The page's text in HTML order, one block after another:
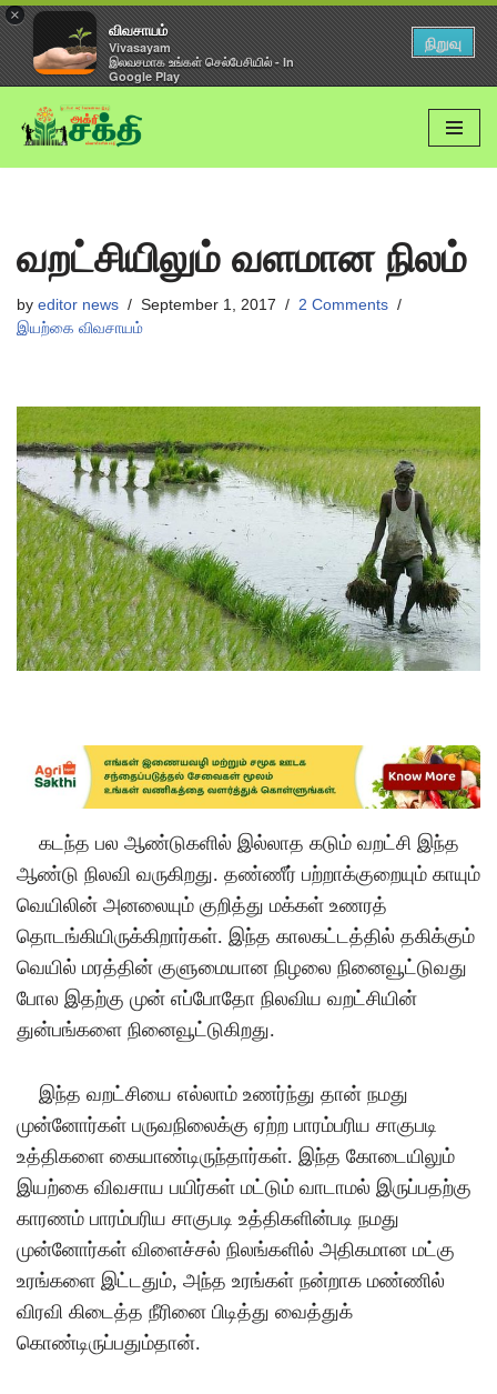
×
விவசாயம்
Vivasayam
இலவசமாக உங்கள் செல்பேசியில் - In
Google Play
நிறுவு
Skip
to
வறட்சியிலும் வளமான நிலம்
by editor news September 1, 2017
2 Comments
இயற்கை விவசாயம்
கடந்த பல ஆண்டுகளில் இல்லாத கடும் வறட்சி இந்த
ஆண்டு நிலவி வருகிறது. தண்ணீர் பற்றாக்குறையும் காயும்
வெயிலின் அனலையும் குறித்து மக்கள் உணரத்
தொடங்கியிருக்கிறார்கள். இந்த காலகட்டத்தில் தகிக்கும்
வெயில் மரத்தின் குளுமையான நிழலை நினைவூட்டுவது
போல இதற்கு முன் எப்போதோ நிலவிய வறட்சியின்
துன்பங்களை நினைவூட்டுகிறது.
இந்த வறட்சியை எல்லாம் உணர்ந்து தான் நமது
முன்னோர்கள் பருவநிலைக்கு ஏற்ற பாரம்பரிய சாகுபடி
உத்திகளை கையாண்டிருந்தார்கள். இந்த கோடையிலும்
இயற்கை விவசாய பயிர்கள் மட்டும் வாடாமல் இருப்பதற்கு
காரணம் பாரம்பரிய சாகுபடி உத்திகளின்படி நமது
முன்னோர்கள் விளைச்சல் நிலங்களில் அதிகமான மட்கு
உரங்களை இட்டதும், அந்த உரங்கள் நன்றாக மண்ணில்
விரவி கிடைத்த நீரினை பிடித்து வைத்துக்
கொண்டிருப்பதும்தான்.